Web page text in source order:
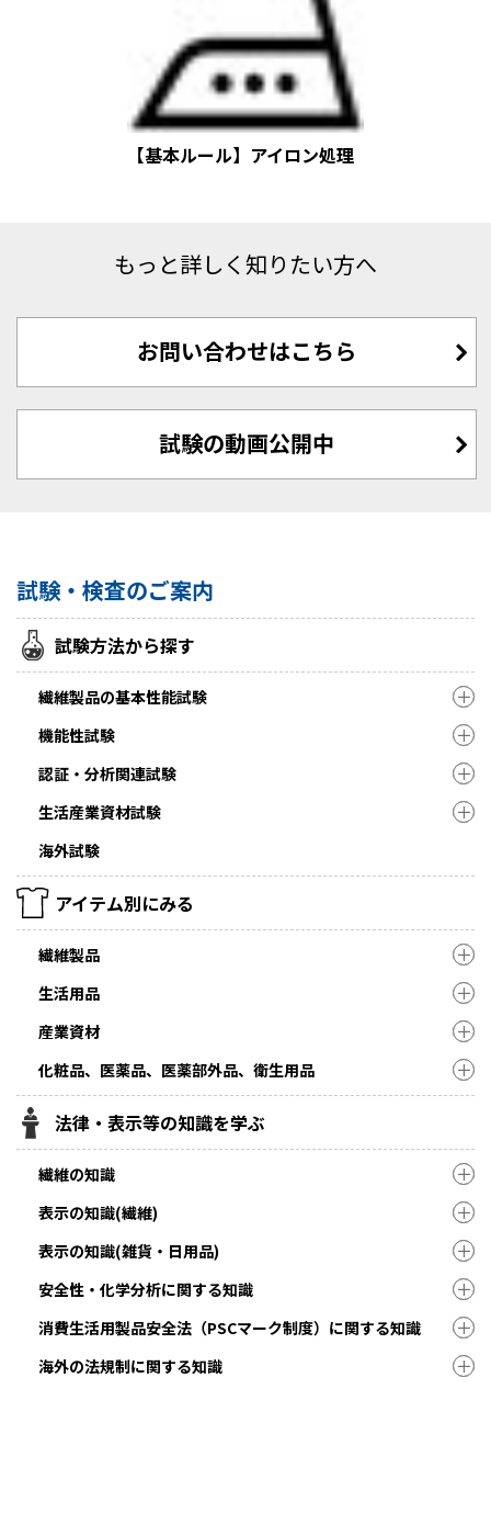
試験・検査のご案内
試験方法から探す
繊維製品の基本性能試験
機能性試験
認証・分析関連試験
生活産業資材試験
海外試験
アイテム別にみる
繊維製品
生活用品
産業資材
化粧品、医薬品、医薬部外品、衛生用品
法律・表示等の知識を学ぶ
繊維の知識
表示の知識(繊維)
表示の知識(雑貨・日用品)
安全性・化学分析に関する知識
消費生活用製品安全法（PSCマーク制度）に関する知識
海外の法規制に関する知識
【基本ルール】アイロン処理
もっと詳しく知りたい方へ
お問い合わせはこちら
試験の動画公開中